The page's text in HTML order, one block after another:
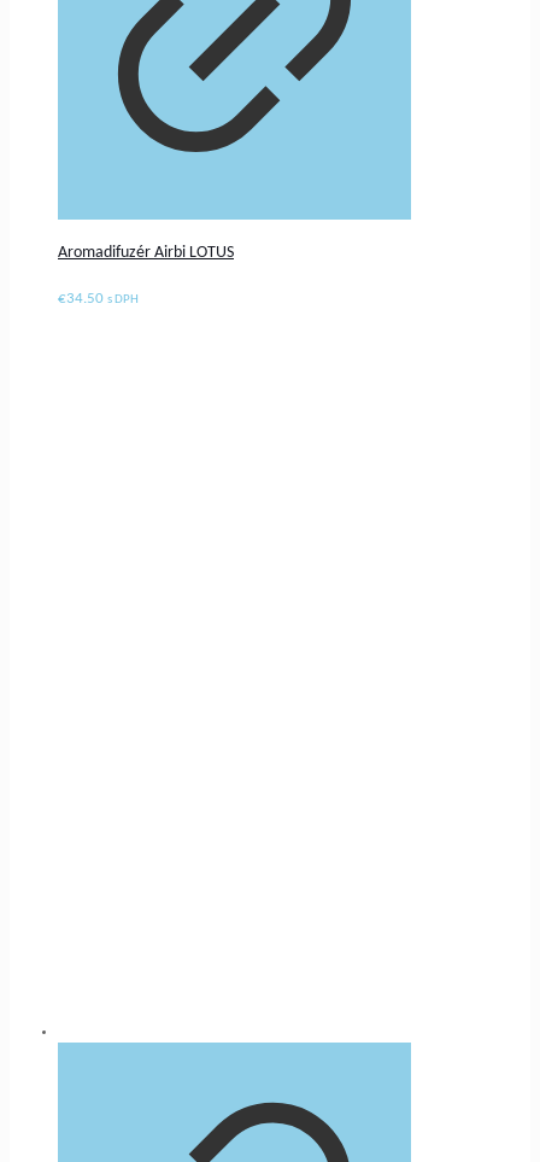
Aromadifuzér Airbi LOTUS
€34.50 s DPH